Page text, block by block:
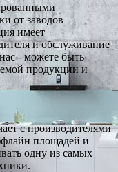
от заводов
имеет
и обслуживание
- можете быть
продукции и
с производителями
площадей и
одну из самых